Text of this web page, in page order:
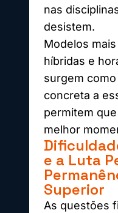
nas
desistem.
Modelos
híbridas e
surgem
concreta a
permitem
melhor
e a Luta
Superior
As questões